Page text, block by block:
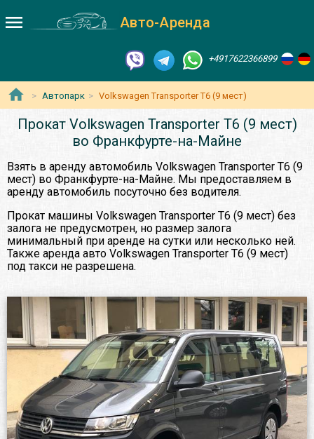
Авто-Аренда
+4917622366899
Автопарк Volkswagen Transporter T6 (9 мест)
Прокат Volkswagen Transporter T6 (9 мест)
во Франкфурте-на-Майне
Взять в аренду автомобиль Volkswagen Transporter T6 (9
мест) во Франкфурте-на-Майне. Мы предоставляем в
аренду автомобиль посуточно без водителя.
Прокат машины Volkswagen Transporter T6 (9 мест) без
залога не предусмотрен, но размер залога
минимальный при аренде на сутки или несколько ней.
Также аренда авто Volkswagen Transporter T6 (9 мест)
под такси не разрешена.